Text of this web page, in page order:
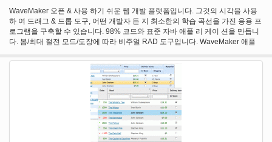
WaveMaker 오픈 & 사용 하기 쉬운 웹 개발 플랫폼입니다. 그것의 시각을 사용
하 여 드래그 & 드롭 도구, 어떤 개발자 든 지 최소한의 학습 곡선을 가진 응용 프
로그램을 구축할 수 있습니다. 98% 코드와 표준 자바 애플 리 케이 션을 만듭니
다. 봄/최대 절전 모드/도장에 따라 비주얼 RAD 도구입니다. WaveMaker 애플
WaveMaker 29, 000 강력한 개발자 커뮤니티에 의해 백업 됩니다.